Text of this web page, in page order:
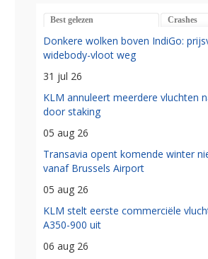
Best gelezen Crashes
Donkere wolken boven IndiGo:
widebody-vloot weg
31 jul 26
KLM annuleert meerdere vluchten
door staking
05 aug 26
Transavia opent komende winter
vanaf Brussels Airport
05 aug 26
KLM stelt eerste commerciële
A350-900 uit
06 aug 26